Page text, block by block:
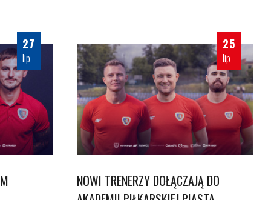
27
lip
25
lip
NOWI TRENERZY DOŁĄCZAJĄ DO